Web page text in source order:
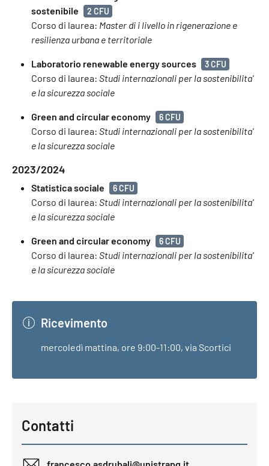
sostenibile
2 CFU
Corso di laurea: Master di i livello in rigenerazione e
resilienza urbana e territoriale
Laboratorio renewable energy sources 3 CFU
Corso di laurea: Studi internazionali per la sostenibilita'
e la sicurezza sociale
Green and circular economy 6 CFU
Corso di laurea: Studi internazionali per la sostenibilita'
e la sicurezza sociale
2023/2024
Statistica sociale 6 CFU
Corso di laurea: Studi internazionali per la sostenibilita'
e la sicurezza sociale
Green and circular economy 6 CFU
Corso di laurea: Studi internazionali per la sostenibilita'
e la sicurezza sociale
Ricevimento
mercoledì mattina, ore 9:00-11:00, via Scortici
Contatti